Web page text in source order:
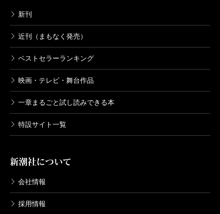
新刊
近刊（まもなく発売）
ベストセラーランキング
映画・テレビ・舞台作品
一章まるごと試し読みできる本
特設サイト一覧
新潮社について
会社情報
採用情報